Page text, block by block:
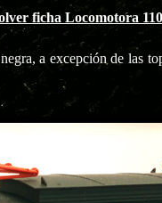
ficha Locomotora
a excepción de las